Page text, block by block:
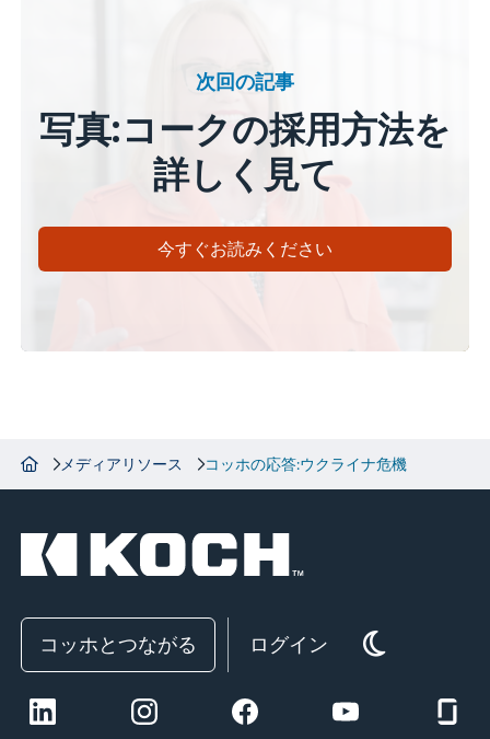
次回の記事
写真:コークの採用方法を
詳しく見て
今すぐお読みください
メディアリソース コッホの応答:ウクライナ危機
コッホとつながる ログイン